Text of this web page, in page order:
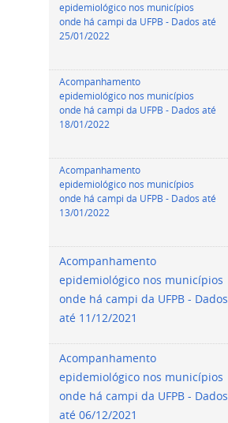
epidemiológico nos municípios
onde há campi da UFPB - Dados até
25/01/2022
Acompanhamento
epidemiológico nos municípios
onde há campi da UFPB - Dados até
18/01/2022
Acompanhamento
epidemiológico nos municípios
onde há campi da UFPB - Dados até
13/01/2022
Acompanhamento
epidemiológico nos municípios
onde há campi da UFPB - Dados
até 11/12/2021
Acompanhamento
epidemiológico nos municípios
onde há campi da UFPB - Dados
até 06/12/2021